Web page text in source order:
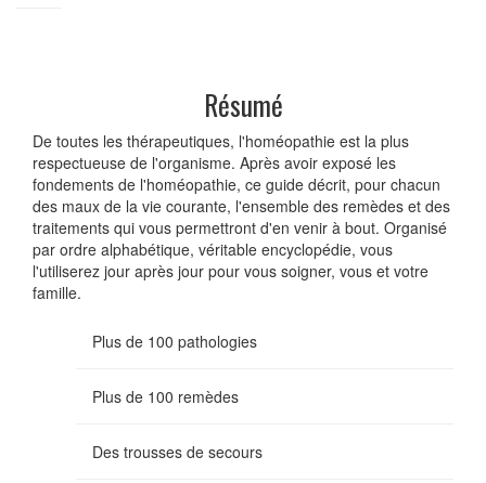
Résumé
De toutes les thérapeutiques, l'homéopathie est la plus
respectueuse de l'organisme. Après avoir exposé les
fondements de l'homéopathie, ce guide décrit, pour chacun
des maux de la vie courante, l'ensemble des remèdes et des
traitements qui vous permettront d'en venir à bout. Organisé
par ordre alphabétique, véritable encyclopédie, vous
l'utiliserez jour après jour pour vous soigner, vous et votre
famille.
Plus de 100 pathologies
Plus de 100 remèdes
Des trousses de secours